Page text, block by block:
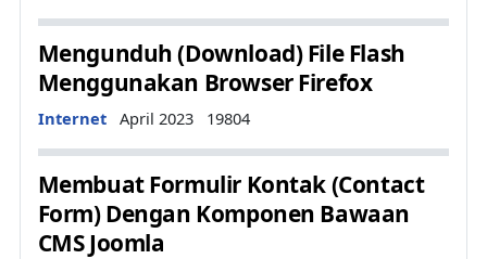
Mengunduh (Download) File Flash
Menggunakan Browser Firefox
Details
Internet April 2023 19804
Membuat Formulir Kontak (Contact
Form) Dengan Komponen Bawaan
CMS Joomla